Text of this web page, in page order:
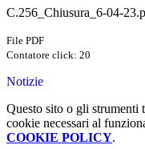
C.256_Chiusura_6-04-
File PDF
Contatore click: 20
Notizie
Questo sito o gli strumenti
cookie necessari al
COOKIE POLICY.